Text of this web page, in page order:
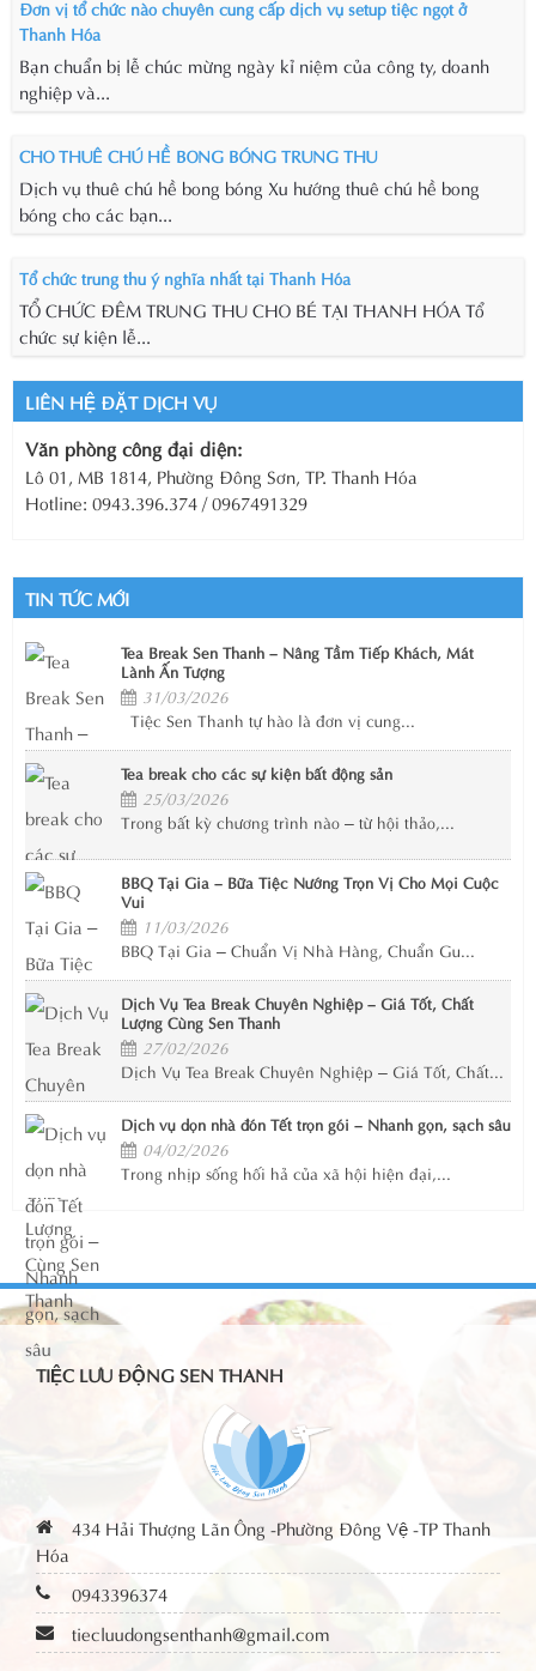
Đơn vị tổ chức nào chuyên cung cấp dịch vụ setup tiệc ngọt ở
Thanh Hóa
Bạn chuẩn bị lễ chúc mừng ngày kỉ niệm của công ty, doanh
nghiệp và...
CHO THUÊ CHÚ HỀ BONG BÓNG TRUNG THU
Dịch vụ thuê chú hề bong bóng Xu hướng thuê chú hề bong
bóng cho các bạn...
Tổ chức trung thu ý nghĩa nhất tại Thanh Hóa
TỔ CHỨC ĐÊM TRUNG THU CHO BÉ TẠI THANH HÓA Tổ
chức sự kiện lễ...
LIÊN HỆ ĐẶT DỊCH VỤ
Văn phòng công đại diện:
Lô 01, MB 1814, Phường Đông Sơn, TP. Thanh Hóa
Hotline: 0943.396.374 / 0967491329
TIN TỨC MỚI
Tea Break Sen Thanh – Nâng Tầm Tiếp Khách, Mát
Lành Ấn Tượng
31/03/2026
Tiệc Sen Thanh tự hào là đơn vị cung...
Tea break cho các sự kiện bất động sản
25/03/2026
Trong bất kỳ chương trình nào – từ hội thảo,...
BBQ Tại Gia – Bữa Tiệc Nướng Trọn Vị Cho Mọi Cuộc
Vui
11/03/2026
BBQ Tại Gia – Chuẩn Vị Nhà Hàng, Chuẩn Gu...
Dịch Vụ Tea Break Chuyên Nghiệp – Giá Tốt, Chất
Lượng Cùng Sen Thanh
27/02/2026
Dịch Vụ Tea Break Chuyên Nghiệp – Giá Tốt, Chất...
Dịch vụ dọn nhà đón Tết trọn gói – Nhanh gọn, sạch sâu
04/02/2026
Trong nhịp sống hối hả của xã hội hiện đại,...
TIỆC LƯU ĐỘNG SEN THANH
434 Hải Thượng Lãn Ông -Phường Đông Vệ -TP Thanh
Hóa
0943396374
tiecluudongsenthanh@gmail.com